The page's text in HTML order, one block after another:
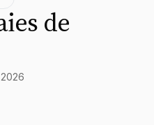
de